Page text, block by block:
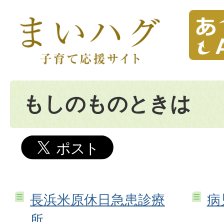
もしのものときは
長浜米原休日急患診療
病